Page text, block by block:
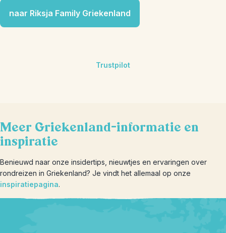
naar Riksja Family Griekenland
Trustpilot
Meer Griekenland-informatie en
inspiratie
Benieuwd naar onze insidertips, nieuwtjes en ervaringen over
rondreizen in Griekenland? Je vindt het allemaal op onze
inspiratiepagina.